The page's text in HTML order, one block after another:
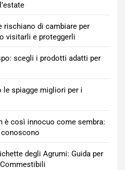
rischiano di cambiare per
visitarli e proteggerli
scegli i prodotti adatti per
le spiagge migliori per i
è così innocuo come sembra:
degli Agrumi: Guida per